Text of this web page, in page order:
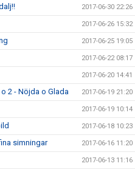
2017-06-30 22:26
2017-06-26 15:32
2017-06-25 19:05
2017-06-22 08:17
2017-06-20 14:41
2 - Nöjda o Glada 2017-06-19 21:20
2017-06-19 10:14
2017-06-18 10:23
simningar 2017-06-16 11:20
2017-06-13 11:16